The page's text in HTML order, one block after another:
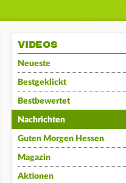
VIDEOS
Neueste
Bestgeklickt
Bestbewertet
Nachrichten
Guten Morgen Hessen
Magazin
Aktionen